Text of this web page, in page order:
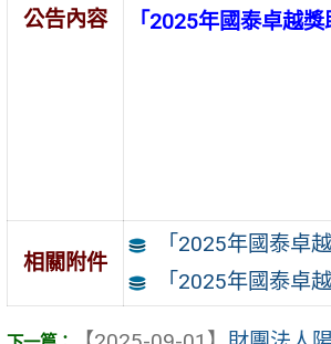
公告內容
「2025年國泰卓越獎
相關附件
「2025年國泰卓
「2025年國泰卓